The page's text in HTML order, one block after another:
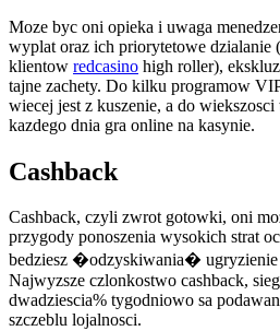
Moze byc oni opieka i uwaga
wyplat oraz ich priorytetowe dzialanie
klientow redcasino high roller),
tajne zachety. Do kilku programow
wiecej jest z kuszenie, a do
kazdego dnia gra online na kasynie.
Cashback
Cashback, czyli zwrot gotowki, oni
przygody ponoszenia wysokich strat
bedziesz �odzyskiwania� ugryzienie
Najwyzsze czlonkostwo cashback,
dwadziescia% tygodniowo sa
szczeblu lojalnosci.